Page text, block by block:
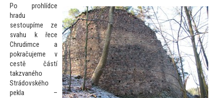
Po prohlídce
hradu
sestoupíme ze
svahu k řece
Chrudimce a
pokračujeme v
cestě částí
takzvaného
Strádovského
pekla –